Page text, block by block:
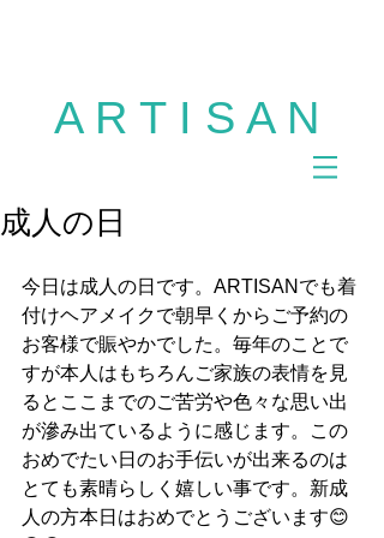
A R T I S A N
成人の日
今日は成人の日です。ARTISANでも着
付けヘアメイクで朝早くからご予約の
お客様で賑やかでした。毎年のことで
すが本人はもちろんご家族の表情を見
るとここまでのご苦労や色々な思い出
が滲み出ているように感じます。この
おめでたい日のお手伝いが出来るのは
とても素晴らしく嬉しい事です。新成
人の方本日はおめでとうございます😊